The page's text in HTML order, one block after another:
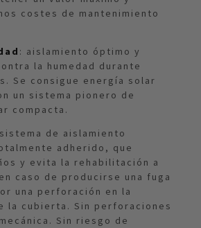
costes de mantenimiento
: aislamiento óptimo y
la humedad durante
Se consigue energía solar
un sistema pionero de
compacta.
de aislamiento
adherido, que
y evita la rehabilitación a
caso de producirse una fuga
una perforación en la
la cubierta. Sin perforaciones
Sin riesgo de